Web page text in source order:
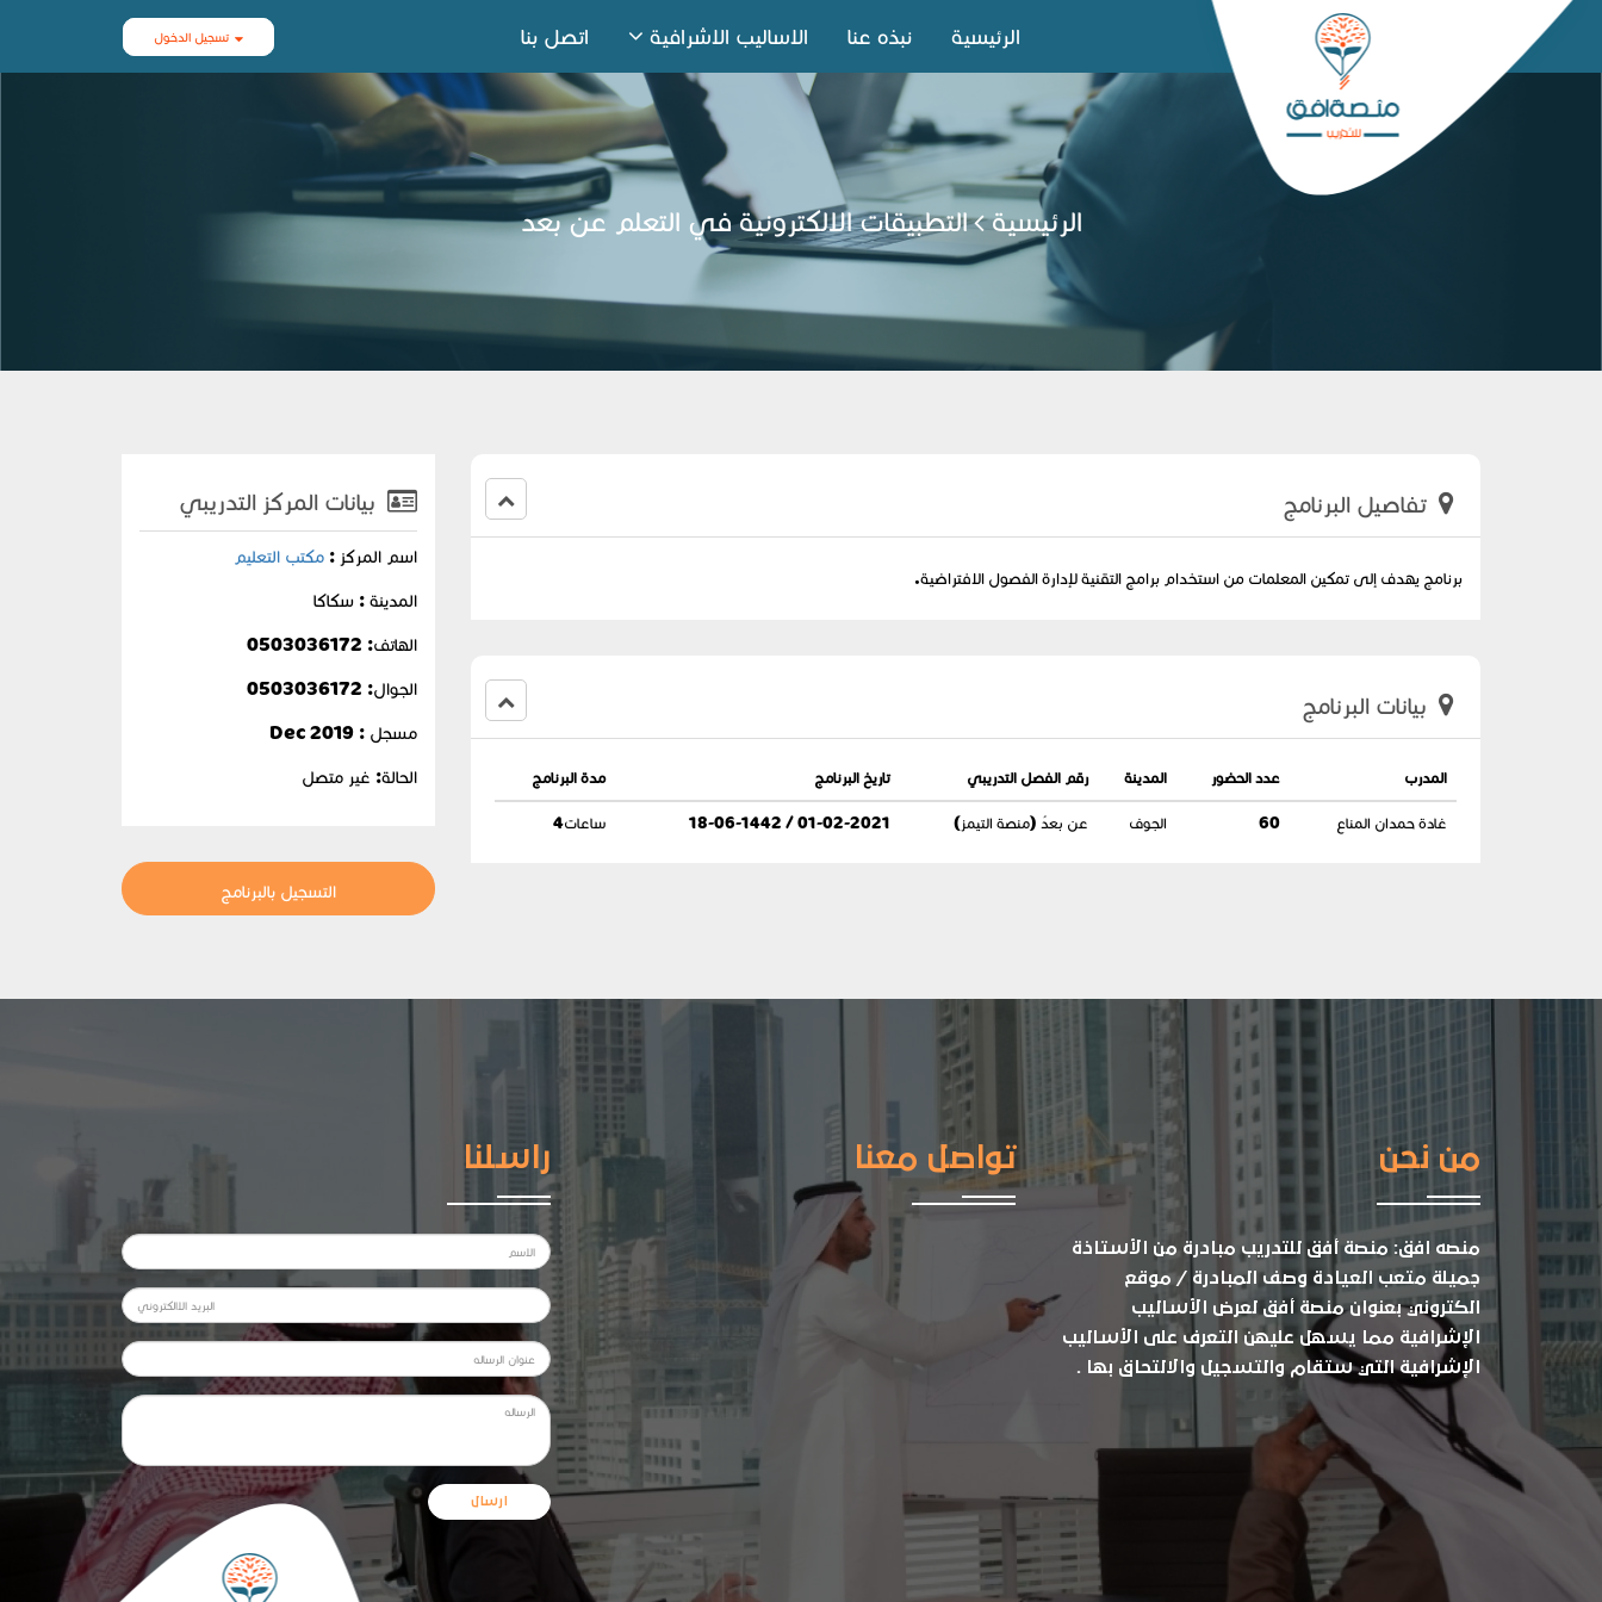
الرئيسية نبذه عنا الاساليب الاشرافية اتصل بنا تسجيل الدخول
الرئيسية التطبيقات الالكترونية في التعلم عن بعد
تفاصيل البرنامج
برنامج يهدف إلى تمكين المعلمات من استخدام برامج التقنية لإدارة الفصول الافتراضية.
بيانات البرنامج
المدرب عدد الحضور المدينة رقم الفصل التدريبي تاريخ البرنامج مدة البرنامج
غادة حمدان المناع 60 الجوف عن بعدُ (منصة التيمز) 01-02-2021 / 18-06-1442 4ساعات
بيانات المركز التدريبي
اسم المركز :مكتب التعليم
المدينة : سكاكا
الهاتف: 0503036172
الجوال:
مسجل : Dec 2019
الحالة: غير متصل
التسجيل بالبرنامج
من نحن
منصه افق: منصة أفق للتدريب مبادرة من الأستاذة
جميلة متعب العيادة وصف المبادرة / موقع
الكتروني بعنوان منصة أفق لعرض الأساليب
الإشرافية مما يسهل عليهن التعرف على الأساليب
الإشرافية التي ستقام والتسجيل والالتحاق بها .
تواصل معنا راسلنا
ارسال